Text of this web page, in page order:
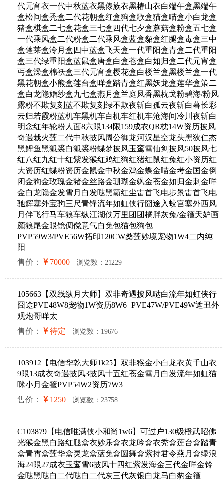
代元宵衣一代中秋蓝衣黑傣族衣黑椿山衣白端午盒黑端午
盒松间盒秃盒二代花朝盒红盒狗盒歌盒猫盒喵盒小白龙盒
猪盒棋盒二七盒花盒三七盒四代七夕盒蘑菇盒粉盒五七盒
一代乘风盒二代粉盒二代乘风盒蓝盒貂盒红腿盒毒盒三中
盒蓬莱盒泠月盒四中蓝盒飞天盒一代重阳盒青盒二代重阳
盒三代绿重阳盒蓝鼠盒唐盒白盒苍盒白如归盒二代元宵盒
丐盒澡盒棉袄盒三代元宵盒樱花盒白楼兰盒黑楼兰盒一代
黑花朝盒小熊盒莲台盒咩盒踏青盒红黑妖龙盒莲华盒策二
盒白龙隐婚纱盒九七盒燕月盒兰庭凤香黑枕戈粉碧海/粉风
露粉不欺复刻蓝不欺复刻绿不欺夜斩白孤云夜斩白暮长彩
云归若霞粉蓝机车黑机车白机车红机车沧海间冷川夜斩白
明念红年轮粉人面8六限134限159成衣QR枕14W资历披风
奇遇栽火莲二代中秋披风周公御龙河汉星空龙头黑狄仁杰
黑鲤鱼黑狐裘白狐裘粉蝶梦披风玉鸾雪仙剑披风50披风七
红八红九红十红紫发猴红鸡红狗红猪红鼠红兔红小资历红
大资历红蝶粉资历金鼠金中秋金鸡金蝶金喵金考金国金倒
闭金狗金玫瑰金猪金丝路金珊瑚金飒金苍金如归金刺金咩
金白龙隐金发雪月白发哒黑霸红尘雷首飞电步景雷首飞电
驰辉塞外宝驹三尺青锋流年如虹侠行囧途入蛟宫塞外西风
月伴飞行马车狼车纵江湖侠万里团团橘胖灰兔/金箍天妒画
颜狼尾金眼镜倜傥意气白兔包猫包狗包
PVP59W3/PVE56W拓印120CW桑莲妙境宠物1W4二内纯
阳
售价：
70000 浏览数：21229
105663【双线纵月大师】双非奇遇披风哒白流年如虹侠行
囧途PVE48W8宠物1W资历8W6+PVE47W/PVE49W遮丑外
观炮哥咩太
售价：
待定 浏览数：19676
103912【电信华乾大师1k25】双非猴金小白龙衣黄千山衣
9限13成衣奇遇披风3披风十五红苍金雪月白发流年如虹猫
咪小月金箍PVP54W2资历7W3
售价：
1250 浏览数：23758
C103879【电信唯满侠小和尚1w6】可过户130级橙武昭佛
光猴金黑白路红腿盒衣妙乐盒衣龙吟盒衣秃盒莲台盒踏青
盒青霄盒莲华盒灵龙盒蓝兔盒圆舞盒紫持君令燕月盒绿浪
海24限27成衣玉鸾雪6披风十四红紫发海金三代金咩金铃
金哒黑哒白二代哒白二代灰三代灰银白龙马白豹金箍